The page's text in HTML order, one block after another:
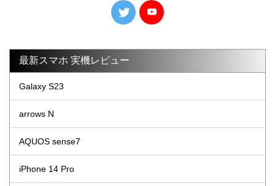
最新スマホ 実機レビュー
Galaxy S23
arrows N
AQUOS sense7
iPhone 14 Pro